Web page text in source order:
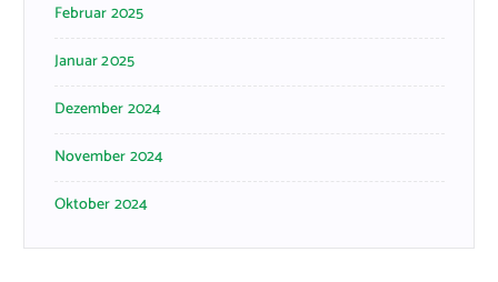
Februar 2025
Januar 2025
Dezember 2024
November 2024
Oktober 2024